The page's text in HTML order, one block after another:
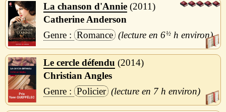
La chanson d'Annie 2011
Catherine Anderson
Romance
6½ h
Le cercle défendu
2014
Christian Angles
Policier
7 h